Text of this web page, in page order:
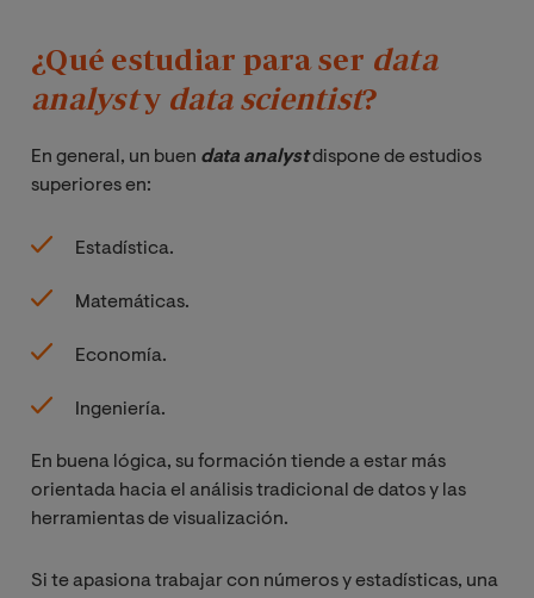
¿Qué estudiar para ser data
analysty data scientist?
En general, un buen data analystdispone de estudios
superiores en:
Estadística.
Matemáticas.
Economía.
Ingeniería.
En buena lógica, su formación tiende a estar más
orientada hacia el análisis tradicional de datos y las
herramientas de visualización.
Si te apasiona trabajar con números y estadísticas, una